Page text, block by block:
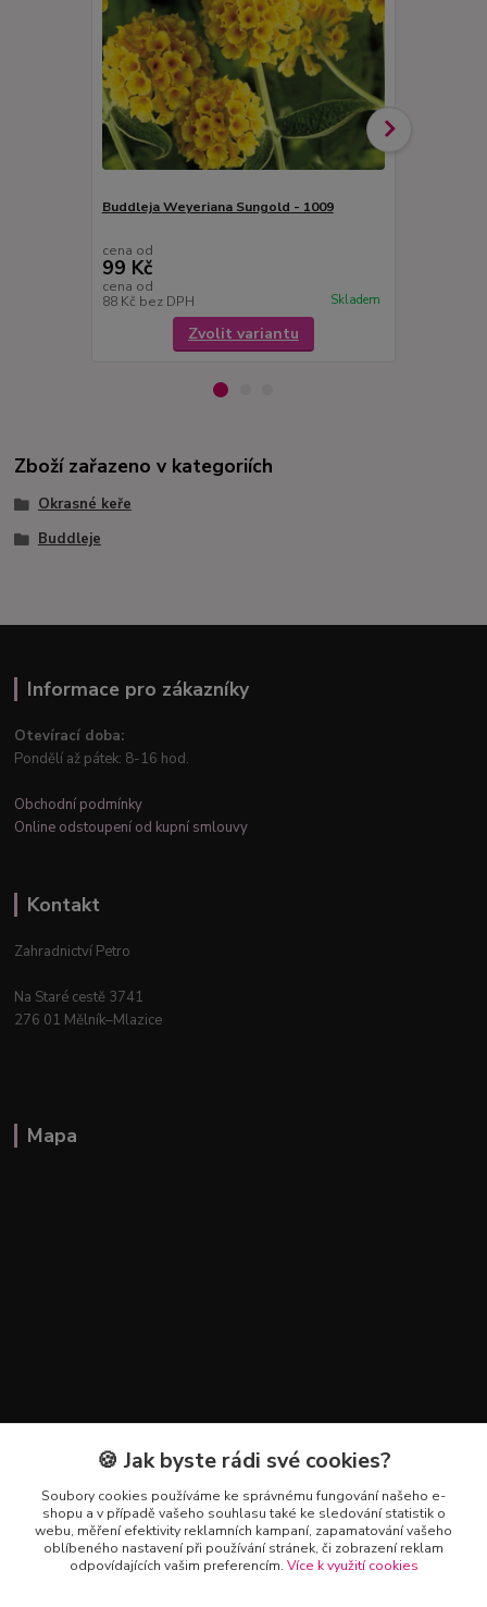
Buddleja Weyeriana Sungold - 1009
cena od
99 Kč
cena od
88 Kč bez DPH Skladem
Zvolit variantu
Zboží zařazeno v kategoriích
Okrasné keře
Buddleje
Informace pro zákazníky
Otevírací doba:
Pondělí až pátek: 8-16 hod.
Obchodní podmínky
Online odstoupení od kupní smlouvy
Kontakt
Zahradnictví Petro
Na Staré cestě 3741
276 01 Mělník–Mlazice
Mapa
Kontakty
+420 602 223 614
info@zahradnictvipetro.cz
🍪 Jak byste rádi své cookies?
Soubory cookies používáme ke správnému fungování našeho e-
shopu a v případě vašeho souhlasu také ke sledování statistik o
webu, měření efektivity reklamních kampaní, zapamatování vašeho
oblíbeného nastavení při používání stránek, či zobrazení reklam
odpovídajících vašim preferencím. Více k využití cookies